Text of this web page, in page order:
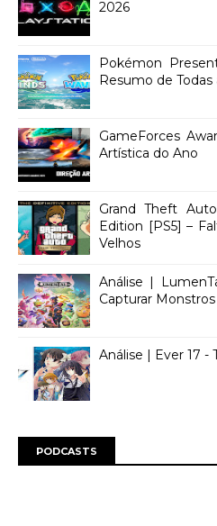
2026
Pokémon
Resumo de
GameForces
Artística do Ano
Grand Theft
Edition [PS5] –
Velhos
Análise |
Capturar
Análise | Ever 17
PODCASTS